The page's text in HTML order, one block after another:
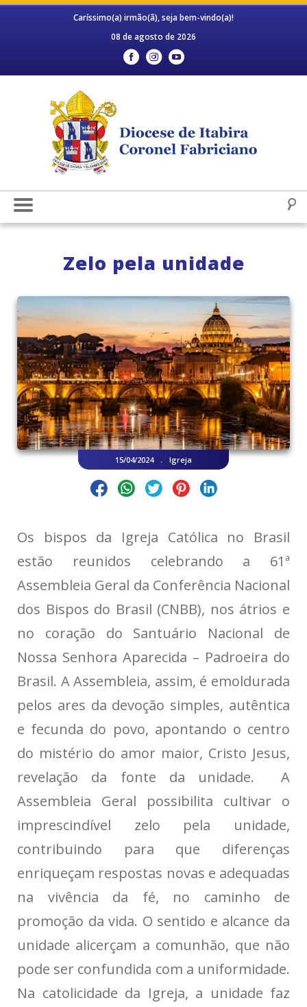
Caríssimo(a) irmão(ã), seja bem-vindo(a)!
08 de agosto de 2026
Zelo pela unidade
15/04/2024 . Igreja
Os bispos da Igreja Católica no Brasil
estão reunidos celebrando a 61ª
Assembleia Geral da Conferência Nacional
dos Bispos do Brasil (CNBB), nos átrios e
no coração do Santuário Nacional de
Nossa Senhora Aparecida – Padroeira do
Brasil. A Assembleia, assim, é emoldurada
pelos ares da devoção simples, autêntica
e fecunda do povo, apontando o centro
do mistério do amor maior, Cristo Jesus,
revelação da fonte da unidade. A
Assembleia Geral possibilita cultivar o
imprescindível zelo pela unidade,
contribuindo para que diferenças
enriqueçam respostas novas e adequadas
na vivência da fé, no caminho de
promoção da vida. O sentido e alcance da
unidade alicerçam a comunhão, que não
pode ser confundida com a uniformidade.
Na catolicidade da Igreja, a unidade faz